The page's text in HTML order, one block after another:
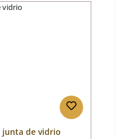
junta de vidrio